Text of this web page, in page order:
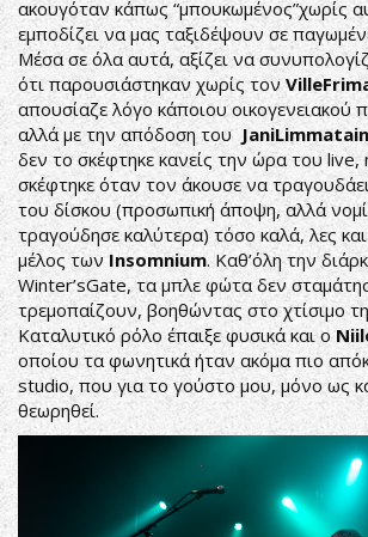
ακουγόταν κάπως “μπουκωμένος”χωρίς
εμποδίζει να μας ταξιδέψουν σε
Μέσα σε όλα αυτά, αξίζει να
ότι παρουσιάστηκαν χωρίς τον
απουσίαζε λόγο κάποιου οικογενειακού
αλλά με την απόδοση του
δεν το σκέφτηκε κανείς την ώρα του live,
σκέφτηκε όταν τον άκουσε να
του δίσκου (προσωπική άποψη, αλλά
τραγούδησε καλύτερα) τόσο καλά, λες
μέλος τωνInsomnium. Καθ’όλη την
Winter’sGate, τα μπλε φώτα δεν
τρεμοπαίζουν, βοηθώντας στο χτίσιμο
Καταλυτικό ρόλο έπαιξε φυσικά και ο
οποίου τα φωνητικά ήταν ακόμα πιο
studio, που για το γούστο μου, μόνο ως
θεωρηθεί.